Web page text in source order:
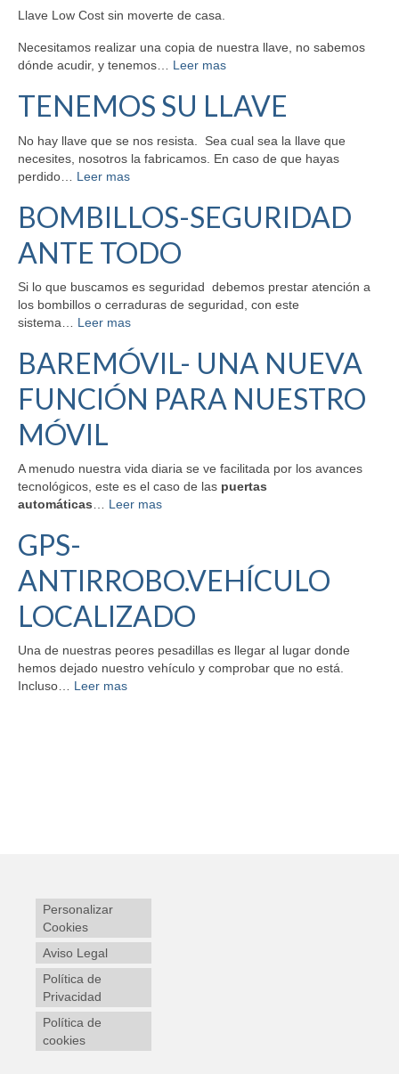
Llave Low Cost sin moverte de casa.
Necesitamos realizar una copia de nuestra llave, no sabemos
dónde acudir, y tenemos… Leer mas
TENEMOS SU LLAVE
No hay llave que se nos resista. Sea cual sea la llave que
necesites, nosotros la fabricamos. En caso de que hayas
perdido… Leer mas
BOMBILLOS-SEGURIDAD
ANTE TODO
Si lo que buscamos es seguridad debemos prestar atención a
los bombillos o cerraduras de seguridad, con este
sistema… Leer mas
BAREMÓVIL- UNA NUEVA
FUNCIÓN PARA NUESTRO
MÓVIL
A menudo nuestra vida diaria se ve facilitada por los avances
tecnológicos, este es el caso de las puertas
automáticas
Leer mas
GPS-
ANTIRROBO.VEHÍCULO
LOCALIZADO
Una de nuestras peores pesadillas es llegar al lugar donde
hemos dejado nuestro vehículo y comprobar que no está.
Incluso… Leer mas
Personalizar
Cookies
Aviso Legal
Política de
Privacidad
Política de
cookies